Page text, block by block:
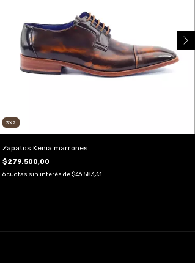
3X2
Zapatos Kenia marrones
$279.500,00
6cuotas sin interés de $46.583,33